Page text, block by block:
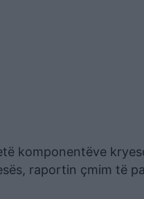
komponentëve
raportin çmim të